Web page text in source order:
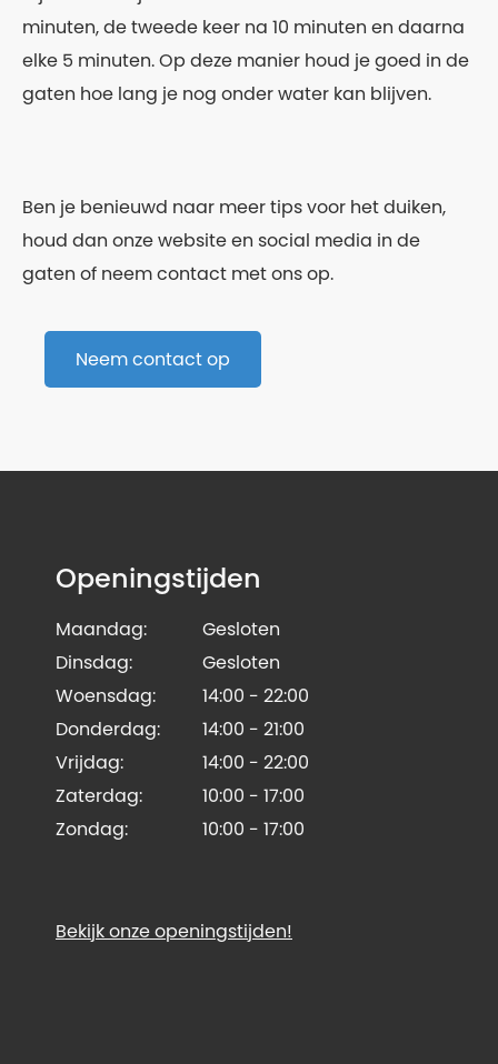
minuten, de tweede keer na 10 minuten en daarna
elke 5 minuten. Op deze manier houd je goed in de
gaten hoe lang je nog onder water kan blijven.
Ben je benieuwd naar meer tips voor het duiken,
houd dan onze website en social media in de
gaten of neem contact met ons op.
Neem contact op
Openingstijden
Maandag:
Gesloten
Dinsdag:
Gesloten
Woensdag:
14:00 - 22:00
Donderdag:
14:00 - 21:00
Vrijdag:
14:00 - 22:00
Zaterdag:
10:00 - 17:00
Zondag:
10:00 - 17:00
Bekijk onze openingstijden!